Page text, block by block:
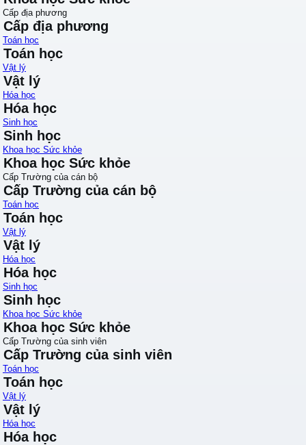
Cấp địa phương
Cấp địa phương
Toán học
Toán học
Vật lý
Vật lý
Hóa học
Hóa học
Sinh học
Sinh học
Khoa học Sức khỏe
Khoa học Sức khỏe
Cấp Trường của cán bộ
Cấp Trường của cán bộ
Toán học
Toán học
Vật lý
Vật lý
Hóa học
Hóa học
Sinh học
Sinh học
Khoa học Sức khỏe
Khoa học Sức khỏe
Cấp Trường của sinh viên
Cấp Trường của sinh viên
Toán học
Toán học
Vật lý
Vật lý
Hóa học
Hóa học